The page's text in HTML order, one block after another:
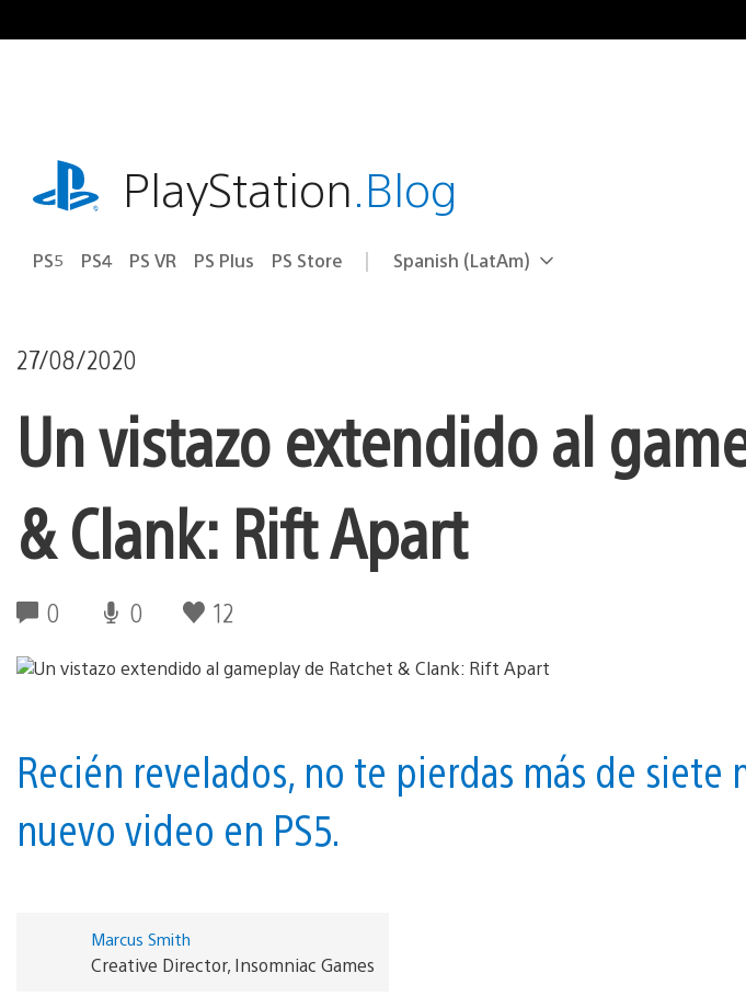
al
playstation.comPlayStation.Blog
PS5 PS4 PS VR PS Plus PS Store Elige
Región
Spanish (LatAm)
27/08/2020
Un vistazo extendido al
& Clank: Rift Apart
0 0 12
Recién revelados, no te pierdas más de siete
nuevo video en PS5.
Marcus Smith
Creative Director, Insomniac Games